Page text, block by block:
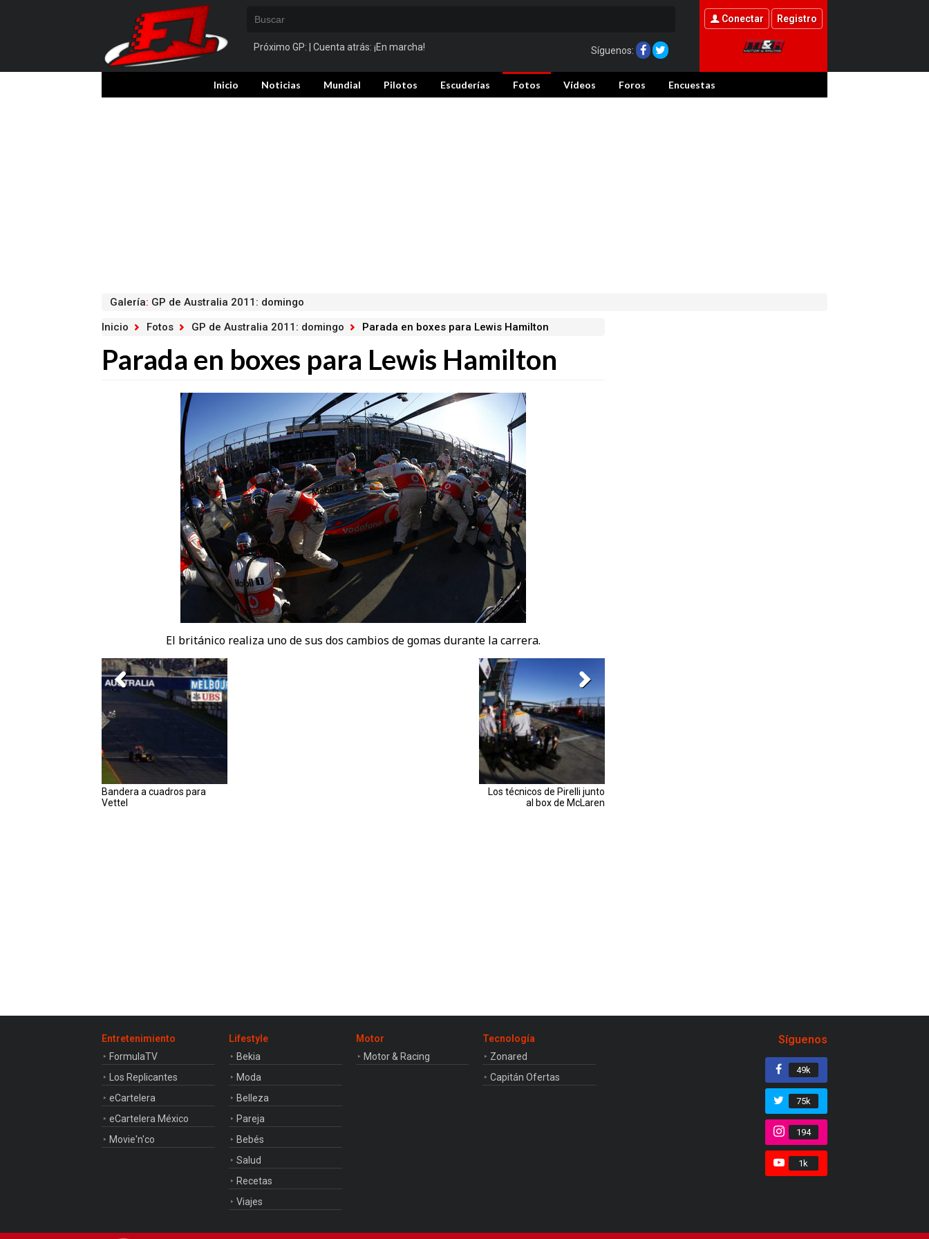
Próximo GP: | Cuenta atrás: ¡En marcha! Síguenos:
Conectar Registro
Inicio Noticias Mundial Pilotos Escuderías Fotos Vídeos Foros Encuestas
Galería: GP de Australia 2011: domingo
Inicio
Fotos GP de Australia 2011: domingo Parada en boxes para Lewis Hamilton
Parada en boxes para Lewis Hamilton
El británico realiza uno de sus dos cambios de gomas durante la carrera.
Bandera a cuadros para
Vettel
Los técnicos de Pirelli junto
al box de McLaren
Entretenimiento
FormulaTV
Los Replicantes
eCartelera
eCartelera México
Movie'n'co
Lifestyle
Bekia
Moda
Belleza
Pareja
Bebés
Salud
Recetas
Viajes
Motor
Motor & Racing
Tecnología
Zonared
Capitán Ofertas
Síguenos
49k
75k
194
1k